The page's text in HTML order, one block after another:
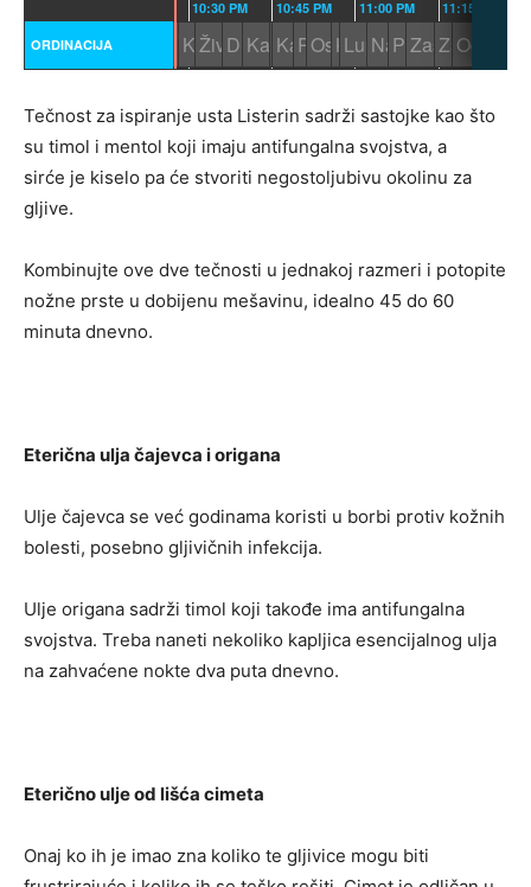
Tečnost za ispiranje usta Listerin sadrži sastojke kao što
su timol i mentol koji imaju antifungalna svojstva, a
sirće je kiselo pa će stvoriti negostoljubivu okolinu za
gljive.
Kombinujte ove dve tečnosti u jednakoj razmeri i potopite
nožne prste u dobijenu mešavinu, idealno 45 do 60
minuta dnevno.
Eterična ulja čajevca i origana
Ulje čajevca se već godinama koristi u borbi protiv kožnih
bolesti, posebno gljivičnih infekcija.
Ulje origana sadrži timol koji takođe ima antifungalna
svojstva. Treba naneti nekoliko kapljica esencijalnog ulja
na zahvaćene nokte dva puta dnevno.
Eterično ulje od lišća cimeta
Onaj ko ih je imao zna koliko te gljivice mogu biti